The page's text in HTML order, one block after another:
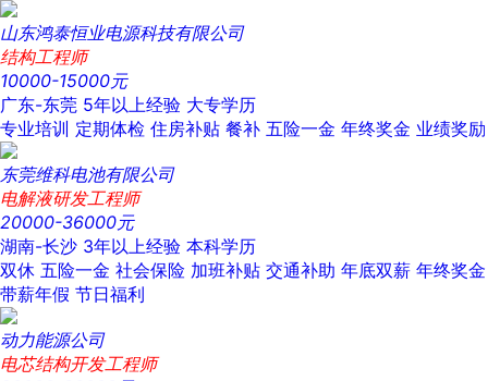
山东鸿泰恒业电源科技有限公司
结构工程师
10000-15000元
广东-东莞 5年以上经验 大专学历
专业培训 定期体检 住房补贴 餐补 五险一金 年终奖金 业绩奖励
东莞维科电池有限公司
电解液研发工程师
20000-36000元
湖南-长沙 3年以上经验 本科学历
双休 五险一金 社会保险 加班补贴 交通补助 年底双薪 年终奖金
带薪年假 节日福利
动力能源公司
电芯结构开发工程师